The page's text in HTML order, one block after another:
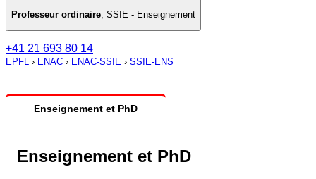
Professeur ordinaire SSIE - Enseignement
+41 21 693 80 14
EPFL › ENAC › ENAC-SSIE › SSIE-ENS
Enseignement et PhD
Enseignement et PhD